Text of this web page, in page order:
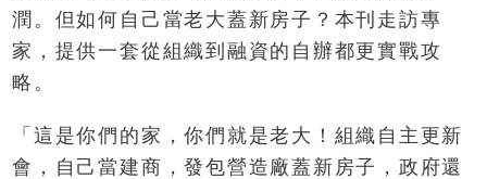
潤。但如何自己當老大蓋新房子？本刊走訪專
家，提供一套從組織到融資的自辦都更實戰攻
略。
「這是你們的家，你們就是老大！組織自主更新
會，自己當建商，發包營造廠蓋新房子，政府還